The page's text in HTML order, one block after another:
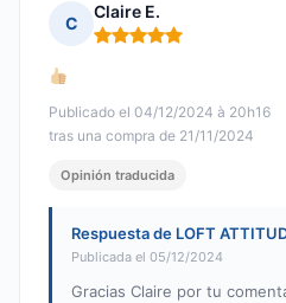
C
Claire E.
Nota: 5 de 5
Publicado el 04/12/2024 à 20h16
tras una compra de 21/11/2024
Opinión traducida
Respuesta de LOFT
Publicada el 05/12/2024
Gracias Claire por tu